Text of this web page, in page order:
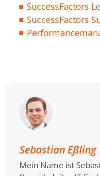
SuccessFactors
SuccessFactors
Sebastian Eßling
Mein Name ist